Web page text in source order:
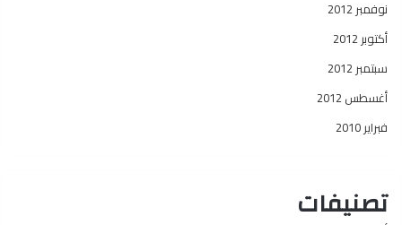
نوفمبر 2012
أكتوبر 2012
سبتمبر 2012
أغسطس 2012
فبراير 2010
تصنيفات